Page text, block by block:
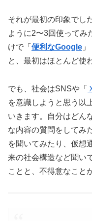
それが最初の印象でし
ように2〜3回使ってみ
けで「 便利なGoogle
と、最初はほとんど使
でも、社会はSNSや「
を意識しようと思う以
いきます。自分はどん
な内容の質問をしてみ
を聞いてみたり、仮想
来の社会構造など聞い
ことと、不得意なこと